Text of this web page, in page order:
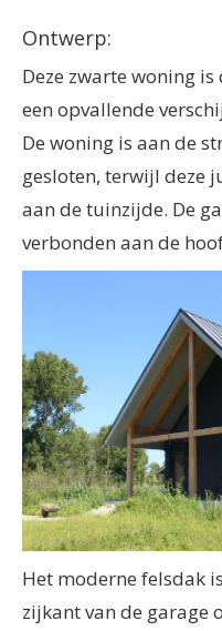
Ontwerp:
Deze zwarte woning
een opvallende
De woning is aan de
gesloten, terwijl deze
aan de tuinzijde. De
verbonden aan de
Het moderne felsdak
zijkant van de garage